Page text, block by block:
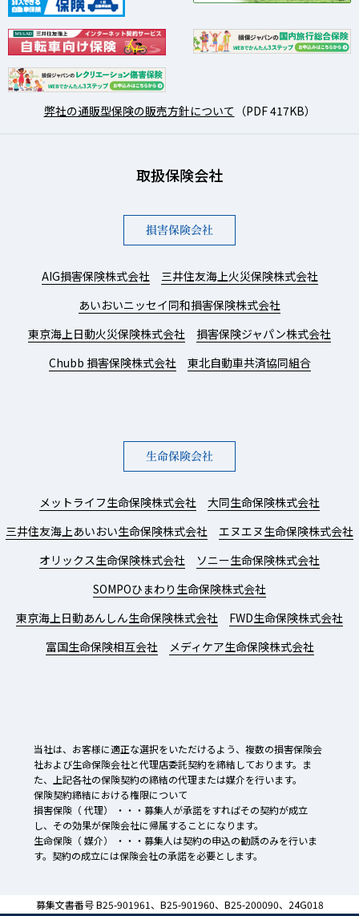
弊社の通販型保険の販売方針について （PDF 417KB）
取扱保険会社
損害保険会社
AIG損害保険株式会社
三井住友海上火災保険株式会社
あいおいニッセイ同和損害保険株式会社
東京海上日動火災保険株式会社
損害保険ジャパン株式会社
Chubb 損害保険株式会社
東北自動車共済協同組合
生命保険会社
メットライフ生命保険株式会社
大同生命保険株式会社
三井住友海上あいおい生命保険株式会社
エヌエヌ生命保険株式会社
オリックス生命保険株式会社
ソニー生命保険株式会社
SOMPOひまわり生命保険株式会社
東京海上日動あんしん生命保険株式会社
FWD生命保険株式会社
富国生命保険相互会社
メディケア生命保険株式会社
当社は、お客様に適正な選択をいただけるよう、複数の損害保険会
社および生命保険会社と代理店委託契約を締結しております。ま
た、上記各社の保険契約の締結の代理または媒介を行います。
保険契約締結における権限について
損害保険（ 代理） ・・・募集人が承諾をすればその契約が成立
し、その効果が保険会社に帰属することになります。
生命保険（ 媒介） ・・・募集人は契約の申込の勧誘のみを行いま
す。契約の成立には保険会社の承諾を必要とします。
募集文書番号 B25-901961、B25-901960、B25-200090、24G018